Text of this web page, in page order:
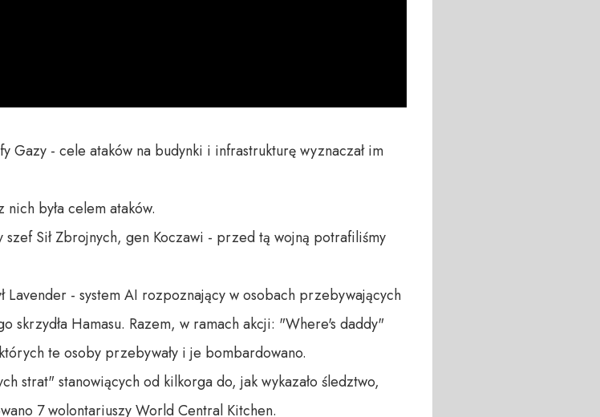
Gazy - cele ataków na budynki i infrastrukturę wyznaczał im
była celem ataków.
Sił Zbrojnych, gen Koczawi - przed tą wojną potrafiliśmy
Lavender - system AI rozpoznający w osobach przebywających
skrzydła Hamasu. Razem, w ramach akcji: "Where's daddy"
te osoby przebywały i je bombardowano.
strat" stanowiących od kilkorga do, jak wykazało śledztwo,
7 wolontariuszy World Central Kitchen.